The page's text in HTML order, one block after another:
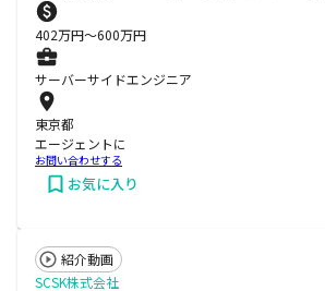
402万円〜600万円
サーバーサイドエンジニア
東京都
エージェントに
お問い合わせする
お気に入り
紹介動画
SCSK株式会社